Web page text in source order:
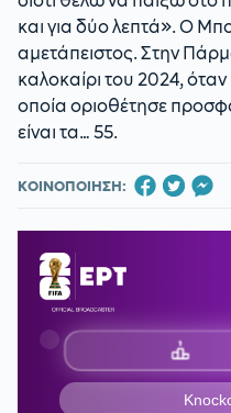
και για δύο λεπτά». Ο
αμετάπειστος. Στην
καλοκαίρι του 2024, όταν
οποία οριοθέτησε
είναι τα… 55.
ΚΟΙΝΟΠΟΙΗΣΗ: